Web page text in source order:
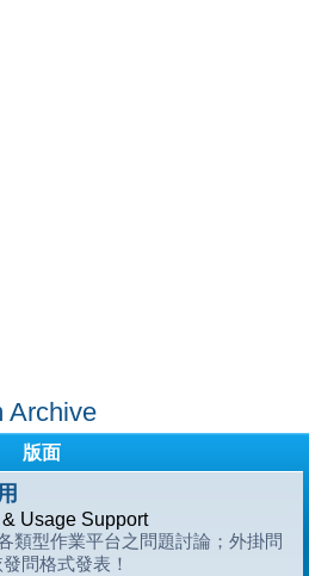
Archive
版面
Usage Support
類型作業平台之問題討論；外掛問
問格式發表！